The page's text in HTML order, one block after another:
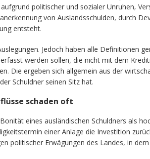
politischer und sozialer Unruhen,
von Auslandsschulden, durch
entsteht.
Jedoch haben alle Definitionen
werden sollen, die nicht mit dem
Die ergeben sich allgemein aus der
Schuldner seinen Sitz hat.
schaden oft
eines ausländischen Schuldners als
einer Anlage die Investition
politischer Erwägungen des Landes, in